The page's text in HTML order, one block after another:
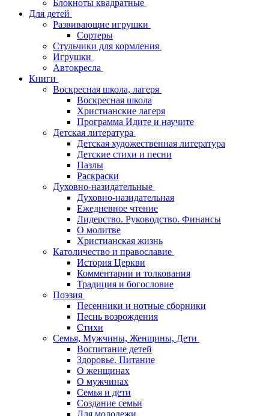
Блокноты квадратные
Для детей
Развивающие игрушки
Сортеры
Стульчики для кормления
Игрушки
Автокресла
Книги
Воскресная школа, лагеря
Воскресная школа
Христианские лагеря
Программа Идите и научите
Детская литература
Детская художественная литература
Детские стихи и песни
Пазлы
Раскраски
Духовно-назидательные
Духовно-назидательная
Ежедневное чтение
Лидерство. Руководство. Финансы
О молитве
Христианская жизнь
Католичество и православие
История Церкви
Комментарии и толкования
Традиция и богословие
Поэзия
Песенники и нотные сборники
Песнь возрождения
Стихи
Семья, Мужчины, Женщины, Дети
Воспитание детей
Здоровье. Питание
О женщинах
О мужчинах
Семья и дети
Создание семьи